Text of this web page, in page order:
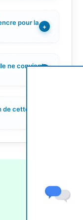
pour la
+
ne convient
de cette